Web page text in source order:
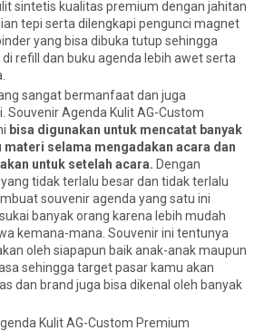
sintetis kualitas premium dengan jahitan
tepi serta dilengkapi pengunci magnet
yang bisa dibuka tutup sehingga
di refill dan buku agenda lebih awet serta
sangat bermanfaat dan juga
Souvenir Agenda Kulit AG-Custom
bisa digunakan untuk mencatat banyak
materi selama mengadakan acara dan
untuk setelah acara. Dengan
tidak terlalu besar dan tidak terlalu
souvenir agenda yang satu ini
banyak orang karena lebih mudah
kemana-mana. Souvenir ini tentunya
oleh siapapun baik anak-anak maupun
sehingga target pasar kamu akan
dan brand juga bisa dikenal oleh banyak
Kulit AG-Custom Premium